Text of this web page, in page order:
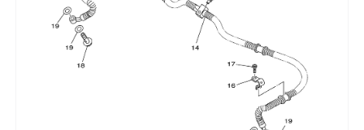
Трансмиссия
Хранение и перевозка